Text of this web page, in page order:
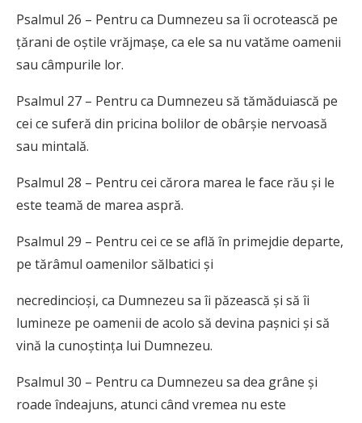
Psalmul 26 – Pentru ca Dumnezeu sa îi ocrotească pe
țărani de oștile vrăjmașe, ca ele sa nu vatăme oamenii
sau câmpurile lor.
Psalmul 27 – Pentru ca Dumnezeu să tămăduiască pe
cei ce suferă din pricina bolilor de obârșie nervoasă
sau mintală.
Psalmul 28 – Pentru cei cărora marea le face rău și le
este teamă de marea aspră.
Psalmul 29 – Pentru cei ce se află în primejdie departe,
pe tărâmul oamenilor sălbatici și
necredincioși, ca Dumnezeu sa îi păzească și să îi
lumineze pe oamenii de acolo să devina pașnici și să
vină la cunoștința lui Dumnezeu.
Psalmul 30 – Pentru ca Dumnezeu sa dea grâne și
roade îndeajuns, atunci când vremea nu este